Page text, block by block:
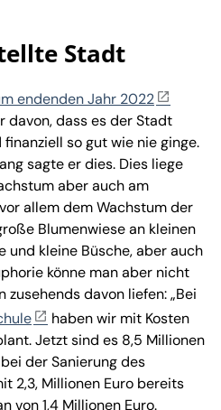
Stadt
endenden Jahr 2022
davon, dass es der Stadt
so gut wie nie ginge.
sagte er dies. Dies liege
aber auch am
allem dem Wachstum der
Blumenwiese an kleinen
und kleine Büsche, aber auch
könne man aber nicht
zusehends davon liefen: „Bei
haben wir mit Kosten
Jetzt sind es 8,5 Millionen
der Sanierung des
2,3, Millionen Euro bereits
von 1,4 Millionen Euro.